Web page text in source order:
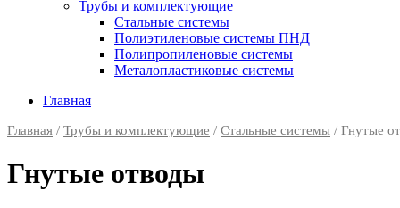
Трубы и комплектующие
Стальные системы
Полиэтиленовые системы ПНД
Полипропиленовые системы
Металопластиковые системы
Главная
Главная / Трубы и комплектующие / Стальные системы / Гнутые
Гнутые отводы